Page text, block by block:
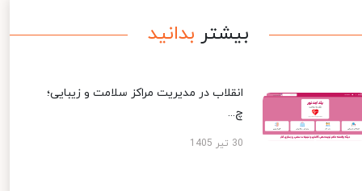
بیشتر بدانید
انقلاب در مدیریت مراکز سلامت و زیبایی؛
چ...
30 تیر 1405